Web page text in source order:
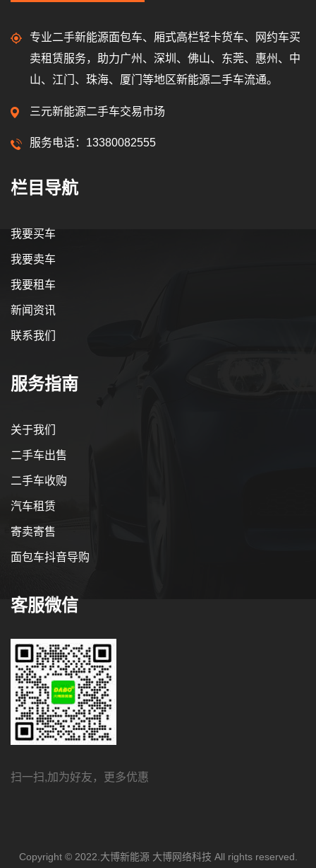
专业二手新能源面包车、厢式高栏轻卡货车、网约车买
卖租赁服务，助力广州、深圳、佛山、东莞、惠州、中
山、江门、珠海、厦门等地区新能源二手车流通。
三元新能源二手车交易市场
服务电话：13380082555
栏目导航
我要买车
我要卖车
我要租车
新闻资讯
联系我们
服务指南
关于我们
二手车出售
二手车收购
汽车租赁
寄卖寄售
面包车抖音导购
客服微信
扫一扫,加为好友，更多优惠
Copyright © 2022.大博新能源 大博网络科技 All rights reserved.